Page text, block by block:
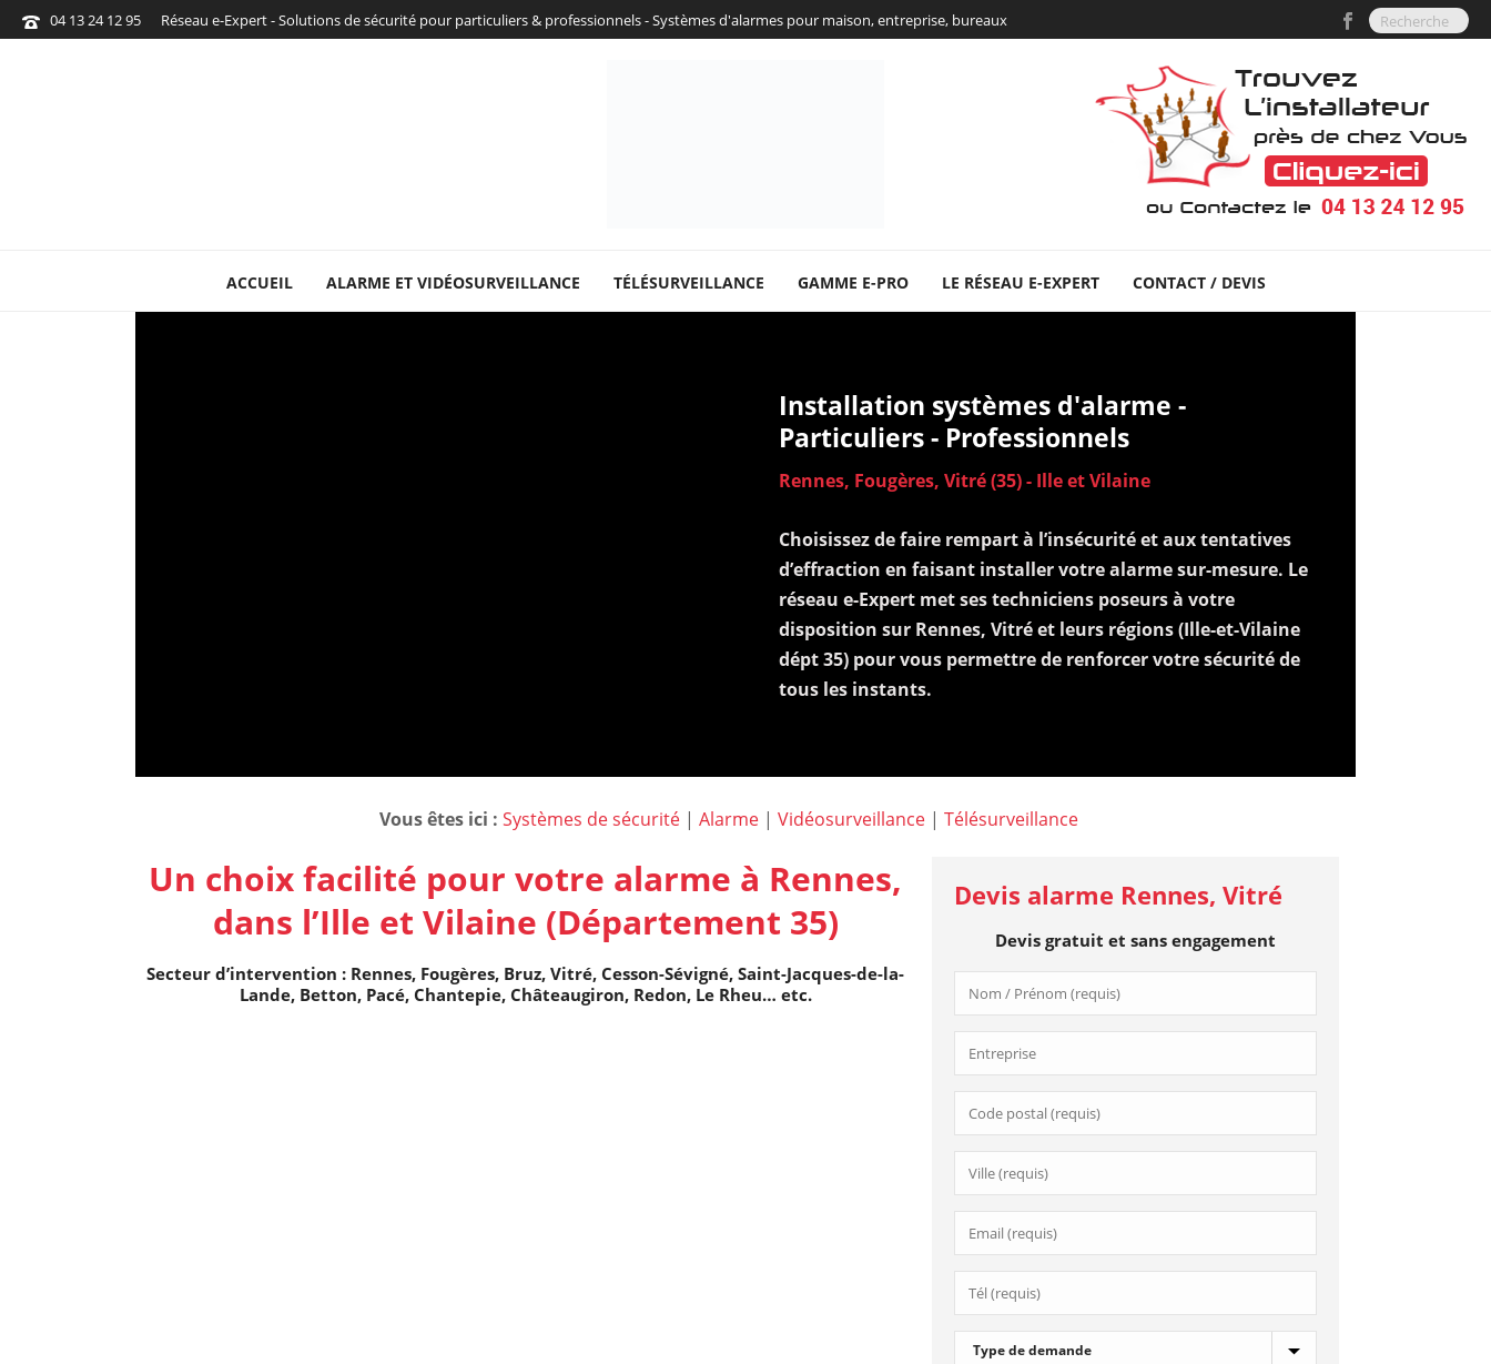
04 13 24 12 95 Réseau e-Expert - Solutions de sécurité pour particuliers & professionnels - Systèmes d'alarmes pour maison, entreprise, bureaux
ACCUEIL ALARME ET VIDÉOSURVEILLANCE TÉLÉSURVEILLANCE GAMME E-PRO LE RÉSEAU E-EXPERT CONTACT / DEVIS
Installation systèmes d'alarme -
Particuliers - Professionnels
Rennes, Fougères, Vitré (35) - Ille et Vilaine
Choisissez de faire rempart à l’insécurité et aux tentatives
d’effraction en faisant installer votre alarme sur-mesure. Le
réseau e-Expert met ses techniciens poseurs à votre
disposition sur Rennes, Vitré et leurs régions (Ille-et-Vilaine
dépt 35) pour vous permettre de renforcer votre sécurité de
tous les instants.
Vous êtes ici : Systèmes de sécurité | Alarme | Vidéosurveillance | Télésurveillance
Un choix facilité pour votre alarme à Rennes,
dans l’Ille et Vilaine (Département 35)
Secteur d’intervention : Rennes, Fougères, Bruz, Vitré, Cesson-Sévigné, Saint-Jacques-de-la-
Lande, Betton, Pacé, Chantepie, Châteaugiron, Redon, Le Rheu… etc.
Devis alarme Rennes, Vitré
Devis gratuit et sans engagement